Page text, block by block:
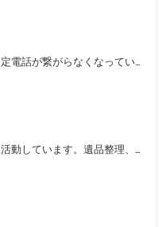
【重要】現在固定電話が繋がらなくなっています。
奈良県を中心に活動しています。遺品整理、一軒丸ごとの片付け、オフィスや倉庫の処分等、大量にある場合は近県でも回収にお伺いいたします。先ずは無料見積もりをお願いします。